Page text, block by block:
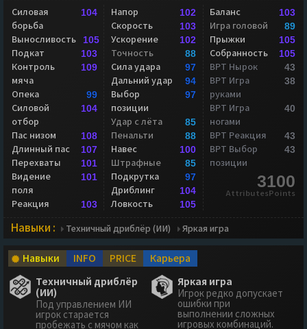
Силовая
борьба
104
Выносливость 105
Подкат 103
Контроль
мяча
109
Опека 99
Силовой
отбор
104
Пас низом 108
Длинный пас 107
Перехваты 101
Видение
поля
101
Реакция 103
Напор 102
Скорость 103
Ускорение 102
Точность 88
Сила удара 97
Дальний удар 94
Выбор
позиции
97
Удар с лёта 85
Пенальти 88
Навес 100
Штрафные 85
Подкрутка 97
Дриблинг 104
Ловкость 105
Баланс 103
Игра головой 89
Прыжки 105
Собранность 105
ВРТ Нырок 43
ВРТ Игра
руками
38
ВРТ Игра
ногами
40
ВРТ Реакция 43
ВРТ Выбор
позиции
43
3100
AttributesPoints
Навыки : Техничный дриблёр (ИИ) Яркая игра
Навыки INFO PRICE
Карьера
Техничный дриблёр
(ИИ)
Под управлением ИИ
игрок старается
пробежать с мячом как
Яркая игра
Игрок редко допускает
ошибки при
выполнении сложных
игровых комбинаций.